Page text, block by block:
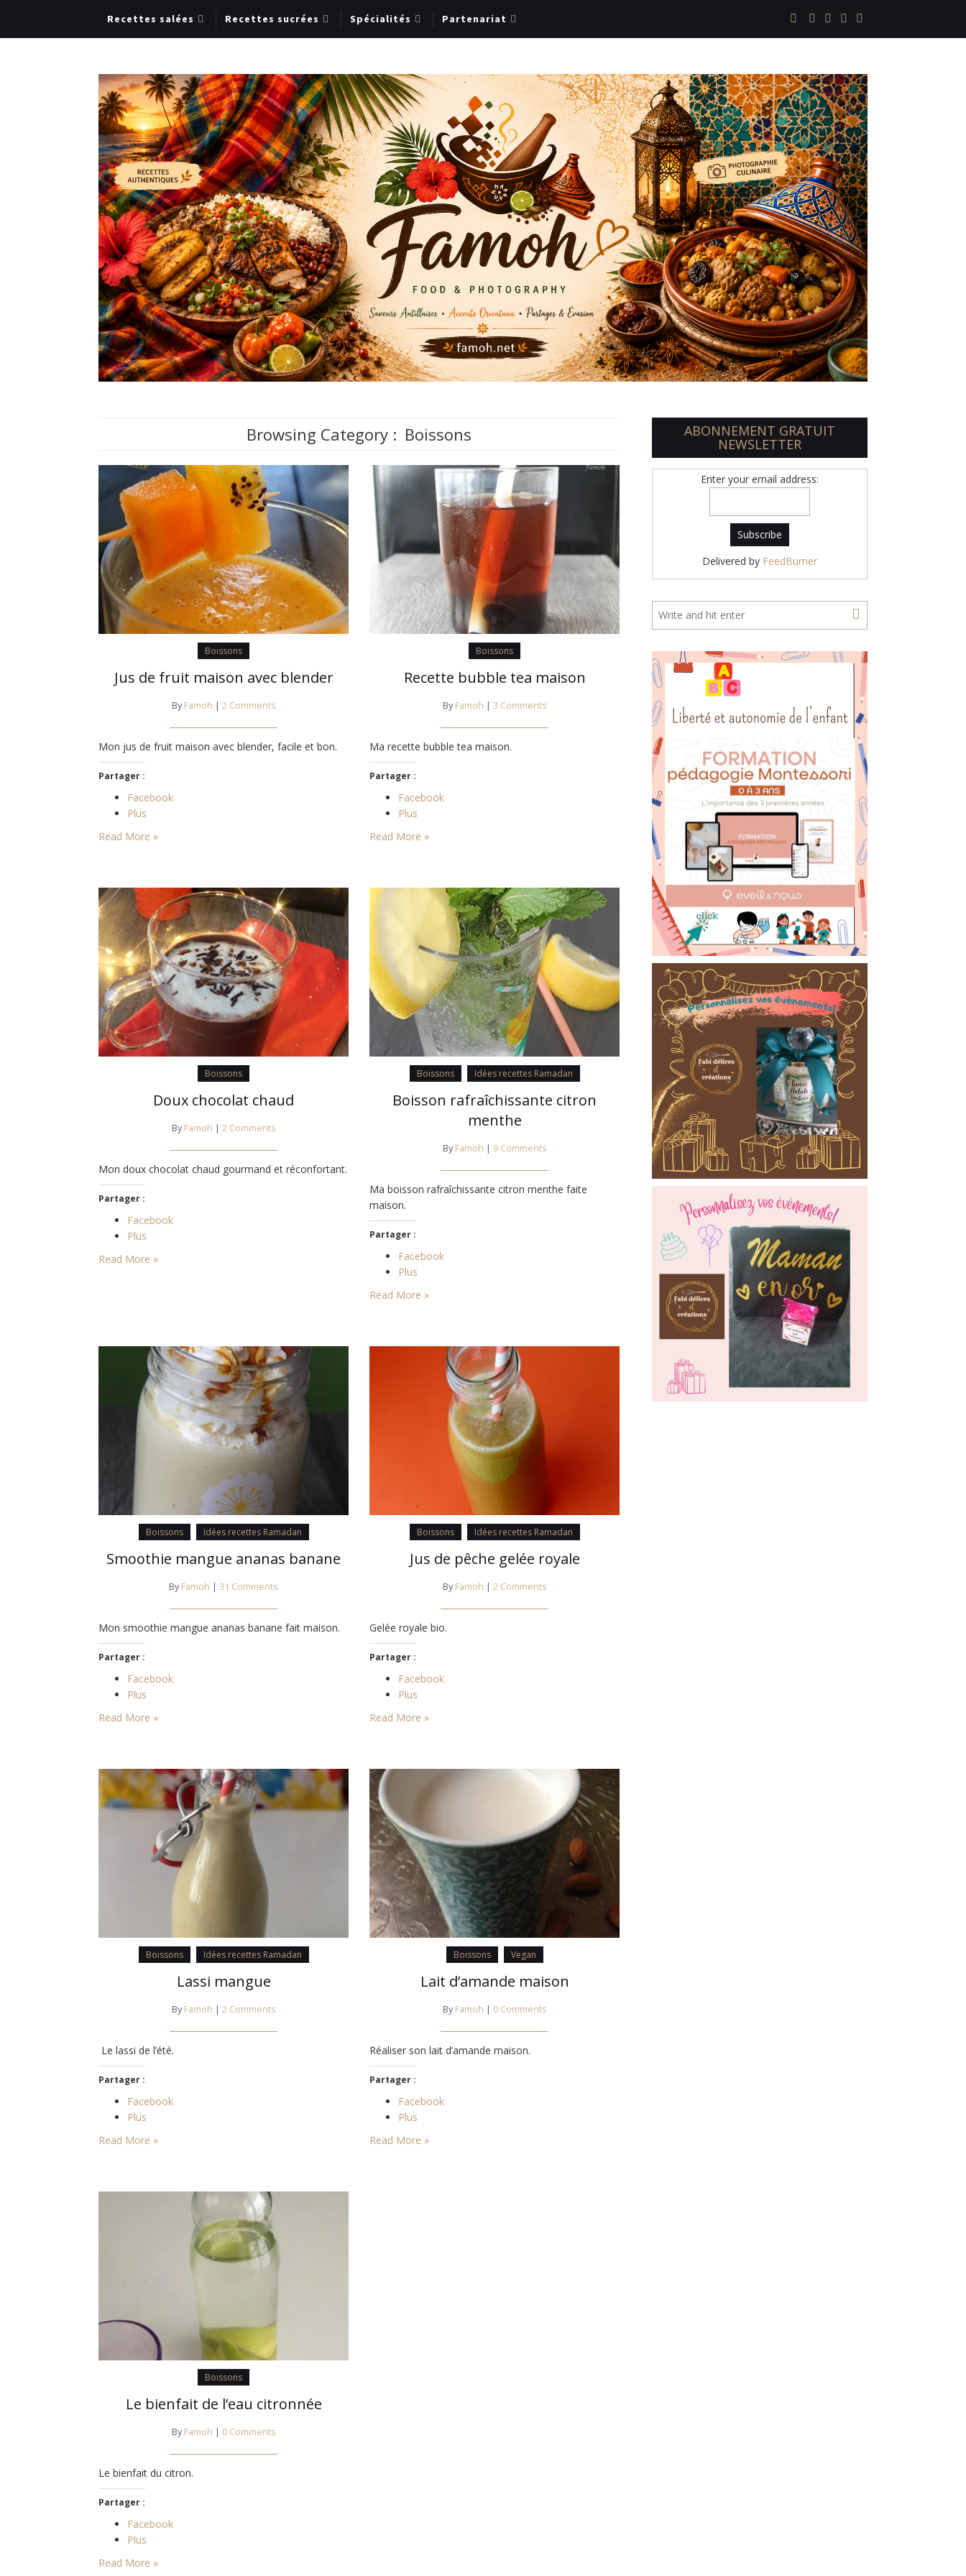
Recettes salées Recettes sucrées Spécialités Partenariat
Browsing Category : Boissons
Boissons
Jus de fruit maison avec blender
By Famoh | 2 Comments
Mon jus de fruit maison avec blender, facile et bon.
Partager :
Facebook
Plus
Read More »
Boissons
Recette bubble tea maison
By Famoh | 3 Comments
Ma recette bubble tea maison.
Partager :
Facebook
Plus
Read More »
Boissons
Doux chocolat chaud
By Famoh | 2 Comments
Mon doux chocolat chaud gourmand et réconfortant.
Partager :
Facebook
Plus
Read More »
Boissons Idées recettes Ramadan
Boisson rafraîchissante citron
menthe
By Famoh | 9 Comments
Ma boisson rafraîchissante citron menthe faite
maison.
Partager :
Facebook
Plus
Read More »
Boissons Idées recettes Ramadan
Smoothie mangue ananas banane
By Famoh | 31 Comments
Mon smoothie mangue ananas banane fait maison.
Partager :
Facebook
Plus
Read More »
Boissons Idées recettes Ramadan
Jus de pêche gelée royale
By Famoh | 2 Comments
Gelée royale bio.
Partager :
Facebook
Plus
Read More »
Boissons Idées recettes Ramadan
Lassi mangue
By Famoh | 2 Comments
Le lassi de l’été.
Partager :
Facebook
Plus
Read More »
Boissons Vegan
Lait d’amande maison
By Famoh | 0 Comments
Réaliser son lait d’amande maison.
Partager :
Facebook
Plus
Read More »
Boissons
Le bienfait de l’eau citronnée
By Famoh | 0 Comments
Le bienfait du citron.
Partager :
Facebook
Plus
Read More »
ABONNEMENT GRATUIT
NEWSLETTER
Enter your email address:
Delivered by FeedBurner